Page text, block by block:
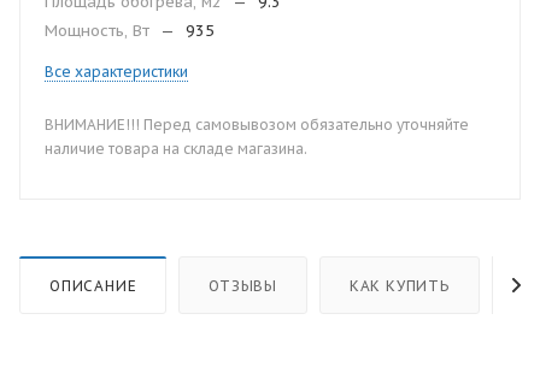
Мощность, Вт
— 935
Все характеристики
ВНИМАНИЕ!!! Перед самовывозом обязательно уточняйте
наличие товара на складе магазина.
ОПИСАНИЕ ОТЗЫВЫ КАК КУПИТЬ